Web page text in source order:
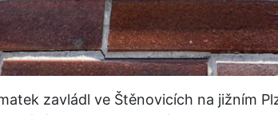
zavládl ve Štěnovicích na jižním